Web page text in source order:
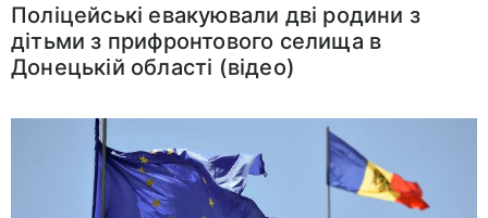
Поліцейські евакуювали дві родини з
дітьми з прифронтового селища в
Донецькій області (відео)